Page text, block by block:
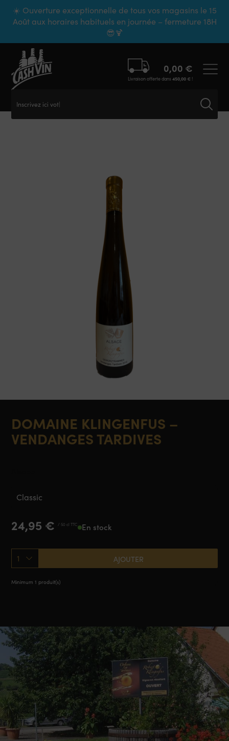
☀️ Ouverture exceptionnelle de tous vos magasins le 15
Août aux horaires habituels en journée – fermeture 18H
😎🍹
Inscrivez ici votre
0,00 €
Livraison offerte dans450,00 €!
DOMAINE KLINGENFUS –
VENDANGES TARDIVES
24,95 € / 50 cl TTC En stock
1 AJOUTER
Minimum 1 produit(s)
Classic
Panneau de gestion des cookies